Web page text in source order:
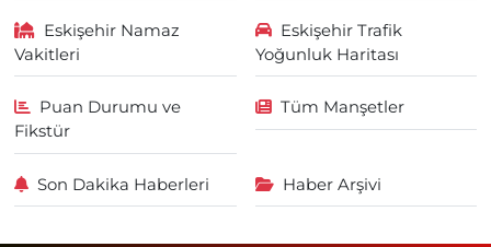
Eskişehir Namaz
Vakitleri
Eskişehir Trafik
Yoğunluk Haritası
Puan Durumu ve
Fikstür
Tüm Manşetler
Son Dakika Haberleri Haber Arşivi